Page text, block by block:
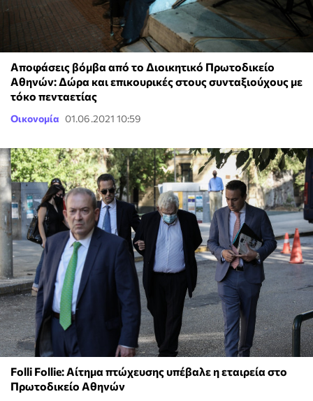
Αποφάσεις βόμβα από το Διοικητικό Πρωτοδικείο
Αθηνών: Δώρα και επικουρικές στους συνταξιούχους με
τόκο πενταετίας
Οικονομία 01.06.2021 10:59
Folli Follie: Αίτημα πτώχευσης υπέβαλε η εταιρεία στο
Πρωτοδικείο Αθηνών